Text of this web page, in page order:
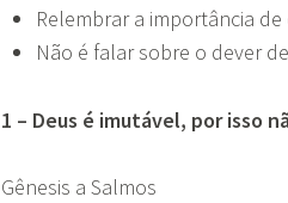
Relembrar a importância
Não é falar sobre o dever
1 – Deus é imutável, por isso
Gênesis a Salmos